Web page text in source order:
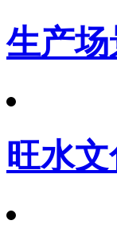
生产场
旺水文